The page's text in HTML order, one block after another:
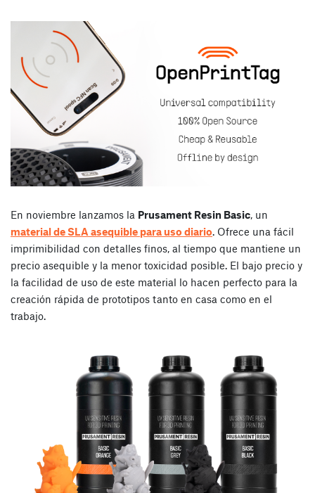
En noviembre lanzamos la Prusament Resin Basic, un
material de SLA asequible para uso diario. Ofrece una fácil
imprimibilidad con detalles finos, al tiempo que mantiene un
precio asequible y la menor toxicidad posible. El bajo precio y
la facilidad de uso de este material lo hacen perfecto para la
creación rápida de prototipos tanto en casa como en el
trabajo.